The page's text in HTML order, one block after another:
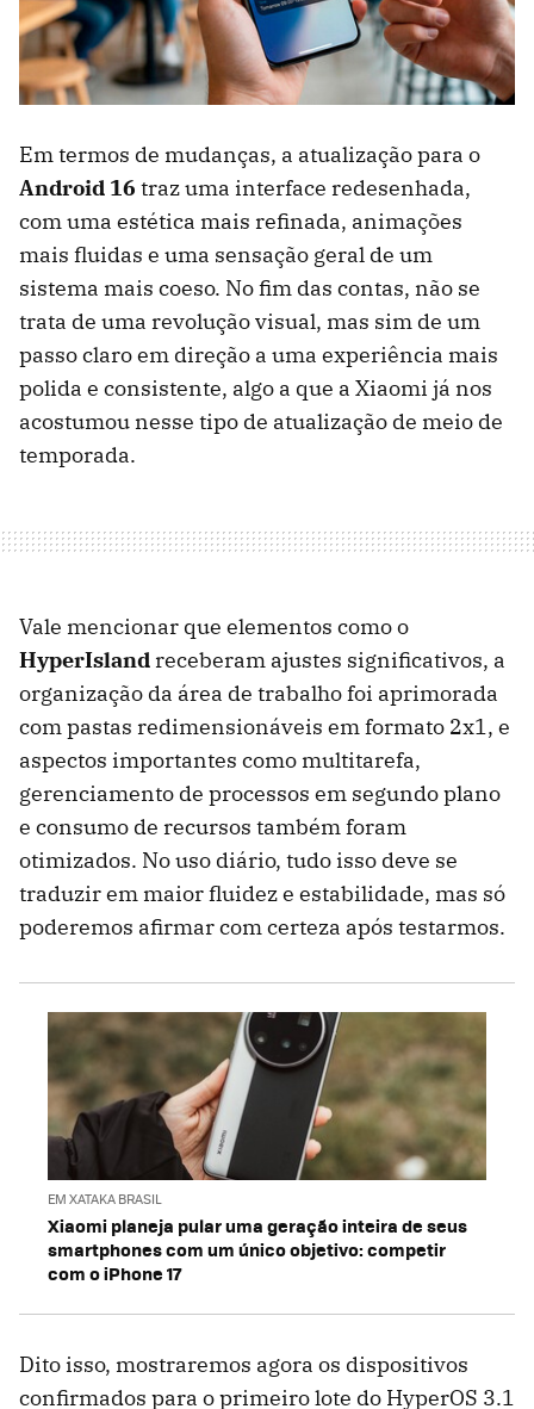
Em termos de mudanças, a atualização para o
Android 16 traz uma interface redesenhada,
com uma estética mais refinada, animações
mais fluidas e uma sensação geral de um
sistema mais coeso. No fim das contas, não se
trata de uma revolução visual, mas sim de um
passo claro em direção a uma experiência mais
polida e consistente, algo a que a Xiaomi já nos
acostumou nesse tipo de atualização de meio de
temporada.
Vale mencionar que elementos como o
HyperIsland receberam ajustes significativos, a
organização da área de trabalho foi aprimorada
com pastas redimensionáveis ​​em formato 2x1, e
aspectos importantes como multitarefa,
gerenciamento de processos em segundo plano
e consumo de recursos também foram
otimizados. No uso diário, tudo isso deve se
traduzir em maior fluidez e estabilidade, mas só
poderemos afirmar com certeza após testarmos.
EM XATAKA BRASIL
Xiaomi planeja pular uma geração inteira de seus
smartphones com um único objetivo: competir
com o iPhone 17
Dito isso, mostraremos agora os dispositivos
confirmados para o primeiro lote do HyperOS 3.1